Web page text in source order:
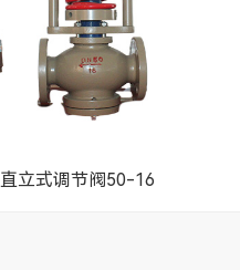
直立式调节阀50-16